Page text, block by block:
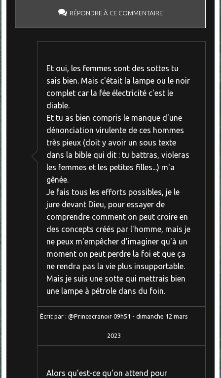
RÉPONDRE À CE COMMENTAIRE
Et oui, les femmes sont des sottes tu
sais bien. Mais c'était la lampe ou le noir
complet car la fée électricité c'est le
diable.
Et tu as bien compris le manque d'une
dénonciation virulente de ces hommes
très pieux (doit y avoir un sous texte
dans la bible qui dit : tu battras, violeras
les femmes et les petites filles...) m'a
gênée.
Je fais tous les efforts possibles, je le
jure devant Dieu, pour essayer de
comprendre comment on peut croire en
des concepts créés par l'homme, mais je
ne peux m'empêcher d'imaginer qu'à un
moment on peut perdre la foi et que ça
ne rendra pas la vie plus insupportable.
Mais je suis une sotte qui mettrais bien
une lampe à pétrole dans du foin.
Écrit par : @Princecranoir 09h51 - dimanche 12 mars
2023
Alors qu'est-ce qu'on attend pour